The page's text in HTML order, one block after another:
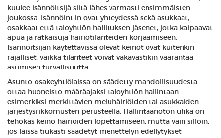
kuulee isännöitsijä siitä lähes varmasti ensimmäisten
joukossa. Isännöintiin ovat yhteydessä sekä asukkaat,
osakkaat että taloyhtiön hallituksen jäsenet, jotka kaipaavat
apua ja ratkaisuja häiriötilanteiden korjaamiseen.
Isännöitsijän käytettävissä olevat keinot ovat kuitenkin
rajalliset, vaikka tilanteet voivat vakavastikin vaarantaa
asumisen turvallisuutta.
Asunto-osakeyhtiölaissa on säädetty mahdollisuudesta
ottaa huoneisto määräajaksi taloyhtiön hallintaan
esimerkiksi merkittävien meluhäiriöiden tai asukkaiden
järjestysrikkomusten perusteella. Hallintaanoton uhka on
tehokas keino häiriöiden lopettamiseen, mutta vain silloin,
jos laissa tiukasti säädetyt menettelyn edellytykset